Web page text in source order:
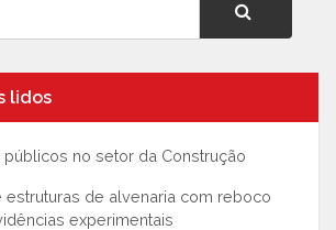
lidos
públicos no setor da Construção
estruturas de alvenaria com reboco
experimentais